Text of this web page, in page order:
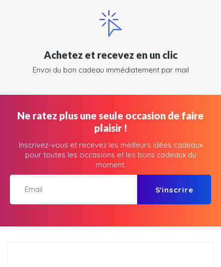
Achetez et recevez en un clic
Envoi du bon cadeau immédiatement par mail
Ne ratez plus une seule occasion de faire
plaisir !
Inscrivez-vous et recevez les meilleurs idées cadeaux
pour toutes les occasions et les bons cadeaux du
moment.
S'inscrire